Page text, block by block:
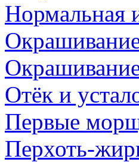
Нормальная
Отёк и
Первые
Перхоть-